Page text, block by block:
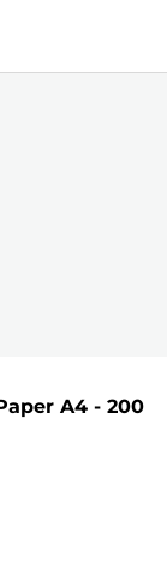
A4 - 200